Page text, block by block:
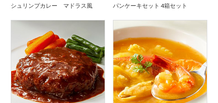
シュリンプカレー マドラス風 パンケーキセット 4箱セット